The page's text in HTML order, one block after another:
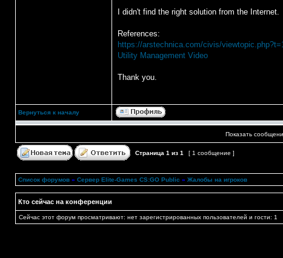
I didn't find the right solution from the Internet.
References:
https://arstechnica.com/civis/
Utility Management Video
Thank you.
Вернуться к началу
Показать
Страница 1 из 1 [ 1 сообщение ]
Список форумов » Сервер Elite-Games CS:GO Public » Жалобы на игроков
Кто сейчас на конференции
Сейчас этот форум просматривают: нет зарегистрированных пользователей и гости: 1